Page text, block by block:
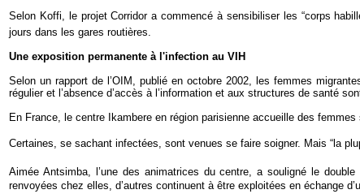
Selon Koffi, le projet Corridor a commencé à sensibiliser les “corps
jours dans les gares routières.
Une exposition permanente à l'infection au VIH
Selon un rapport de l’OIM, publié en octobre 2002, les femmes
régulier et l’absence d’accès à l’information et aux structures de santé
En France, le centre Ikambere en région parisienne accueille des
Certaines, se sachant infectées, sont venues se faire soigner. Mais “la
Aimée Antsimba, l’une des animatrices du centre, a souligné le
renvoyées chez elles, d’autres continuent à être exploitées en échange